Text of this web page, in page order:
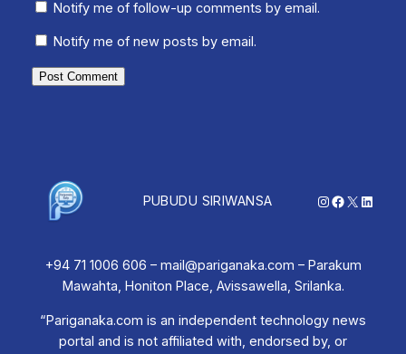
Notify me of follow-up comments by email.
Notify me of new posts by email.
PUBUDU SIRIWANSA Instagram
Facebook
X
+94 71 1006 606 – mail@pariganaka.com – Parakum
Mawahta, Honiton Place, Avissawella, Srilanka.
“Pariganaka.com is an independent technology news
portal and is not affiliated with, endorsed by, or